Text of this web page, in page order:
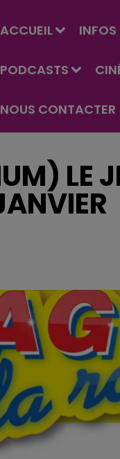
ACCUEIL INFOS
PODCASTS
NOUS CONTACTER
LE